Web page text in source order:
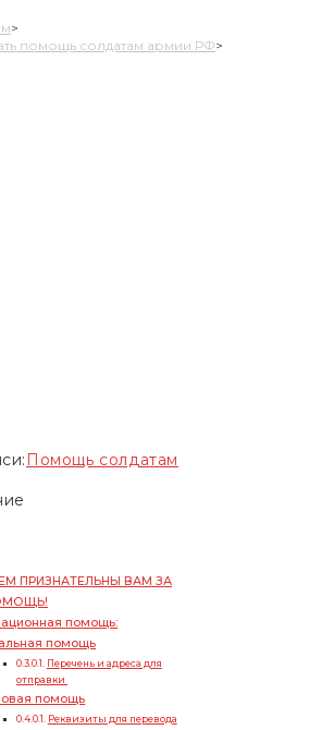
>
помощь солдатам армии РФ>
Помощь солдатам
ПРИЗНАТЕЛЬНЫ ВАМ ЗА
помощь:
помощь
Перечень и адреса для
отправки
помощь
Реквизиты для перевода